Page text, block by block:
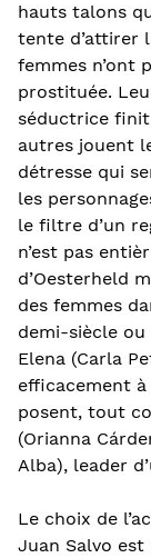
hauts talons
tente d’attirer
femmes n’ont
prostituée.
séductrice
autres jouent
détresse qui
les
le filtre d’un
n’est pas
d’Oesterheld
des femmes
demi-siècle ou
Elena (Carla
efficacement
posent, tout
(Orianna
Alba), leader
Le choix de
Juan Salvo